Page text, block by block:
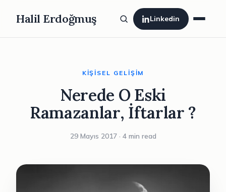
Halil Erdoğmuş Linkedin
KIŞISEL GELIŞIM
Nerede O Eski
Ramazanlar, İftarlar ?
29 Mayıs 2017 · 4 min read